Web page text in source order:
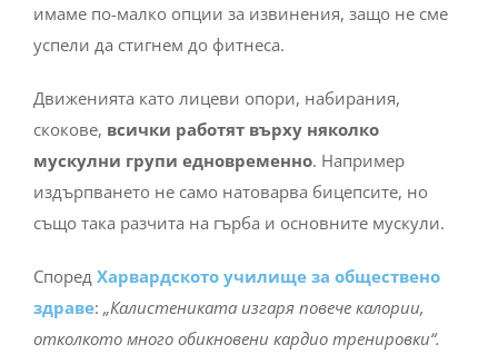
имаме по-малко опции за извинения, защо не сме
успели да стигнем до фитнеса.
Движенията като лицеви опори, набирания,
скокове, всички работят върху няколко
мускулни групи едновременно. Например
издърпването не само натоварва бицепсите, но
също така разчита на гърба и основните мускули.
Според Харвардското училище за обществено
здраве: „Калистениката изгаря повече калории,
отколкото много обикновени кардио тренировки“.